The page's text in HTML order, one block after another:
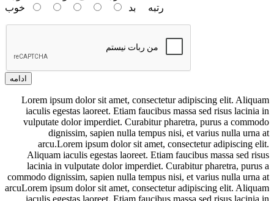
رتبه بد خوب
ادامه
Lorem ipsum dolor sit amet, consectetur adipiscing elit. Aliquam
iaculis egestas laoreet. Etiam faucibus massa sed risus lacinia in
vulputate dolor imperdiet. Curabitur pharetra, purus a commodo
dignissim, sapien nulla tempus nisi, et varius nulla urna at
arcu.Lorem ipsum dolor sit amet, consectetur adipiscing elit.
Aliquam iaculis egestas laoreet. Etiam faucibus massa sed risus
lacinia in vulputate dolor imperdiet. Curabitur pharetra, purus a
commodo dignissim, sapien nulla tempus nisi, et varius nulla urna at
arcuLorem ipsum dolor sit amet, consectetur adipiscing elit. Aliquam
iaculis egestas laoreet. Etiam faucibus massa sed risus lacinia in